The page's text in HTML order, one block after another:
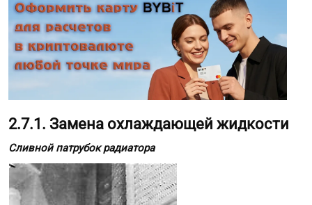
2.7.1. Замена охлаждающей жидкости
Сливной патрубок радиатора